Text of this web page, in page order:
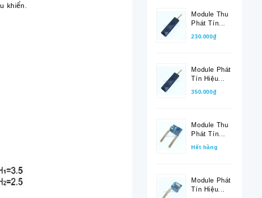
khiển.
Module Thu
Phát Tín...
230.000₫
Module Phát
Tín Hiệu...
350.000₫
Module Thu
Phát Tín...
Hết hàng
Module Phát
Tín Hiệu...